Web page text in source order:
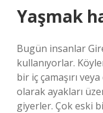
Yaşmak
Bugün insanlar
kullanıyorlar.
bir iç çamaşırı
olarak ayakları
giyerler. Çok eski